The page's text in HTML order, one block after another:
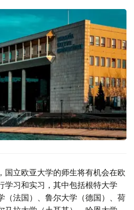
国立欧亚大学的师生将有机会在欧
学习和实习，其中包括根特大学
（法国）、鲁尔大学（德国）、荷